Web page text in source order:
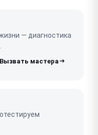
— диагностика